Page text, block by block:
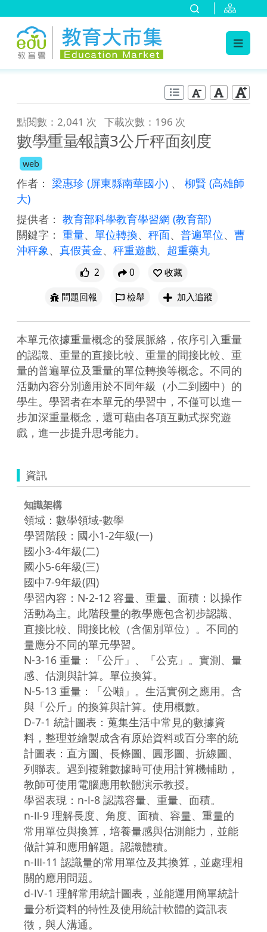
點閱數：2,041 次 下載次數：196 次
數學∕重量∕報讀3公斤秤面刻度
web
作者： 梁惠珍 (屏東縣南華國小) 、 柳賢 (高雄師
大)
提供者： 教育部科學教育學習網 (教育部)
關鍵字： 重量、 單位轉換、 秤面、 普遍單位、 曹
沖秤象、 真假黃金、 秤重遊戲、 超重藥丸
2 0
收藏
問題回報
檢舉 加入追蹤
本單元依據重量概念的發展脈絡，依序引入重量
的認識、重量的直接比較、重量的間接比較、重
量的普遍單位及重量的單位轉換等概念。不同的
活動內容分別適用於不同年級（小二到國中）的
學生。學習者在本單元的學習中，不僅可以進一
步加深重量概念，還可藉由各項互動式探究遊
戲，進一步提升思考能力。
資訊
知識架構
領域：數學領域-數學
學習階段：國小1-2年級(一)
國小3-4年級(二)
國小5-6年級(三)
國中7-9年級(四)
學習內容：N-2-12 容量、重量、面積：以操作
活動為主。此階段量的教學應包含初步認識、
直接比較、間接比較（含個別單位）。不同的
量應分不同的單元學習。
N-3-16 重量：「公斤」、「公克」。實測、量
感、估測與計算。單位換算。
N-5-13 重量：「公噸」。生活實例之應用。含
與「公斤」的換算與計算。使用概數。
D-7-1 統計圖表：蒐集生活中常見的數據資
料，整理並繪製成含有原始資料或百分率的統
計圖表：直方圖、長條圖、圓形圖、折線圖、
列聯表。遇到複雜數據時可使用計算機輔助，
教師可使用電腦應用軟體演示教授。
學習表現：n-Ⅰ-8 認識容量、重量、面積。
n-Ⅱ-9 理解長度、角度、面積、容量、重量的
常用單位與換算，培養量感與估測能力，並能
做計算和應用解題。認識體積。
n-Ⅲ-11 認識量的常用單位及其換算，並處理相
關的應用問題。
d-Ⅳ-1 理解常用統計圖表，並能運用簡單統計
量分析資料的特性及使用統計軟體的資訊表
徵，與人溝通。